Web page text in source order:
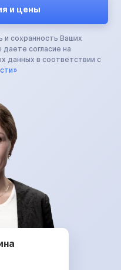
и сохранность Ваших
согласие на
данных в соответствии с